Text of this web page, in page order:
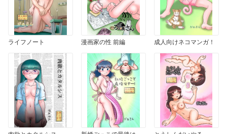
ライフノート 漫画家の性 前編 成人向けネコマンガ！